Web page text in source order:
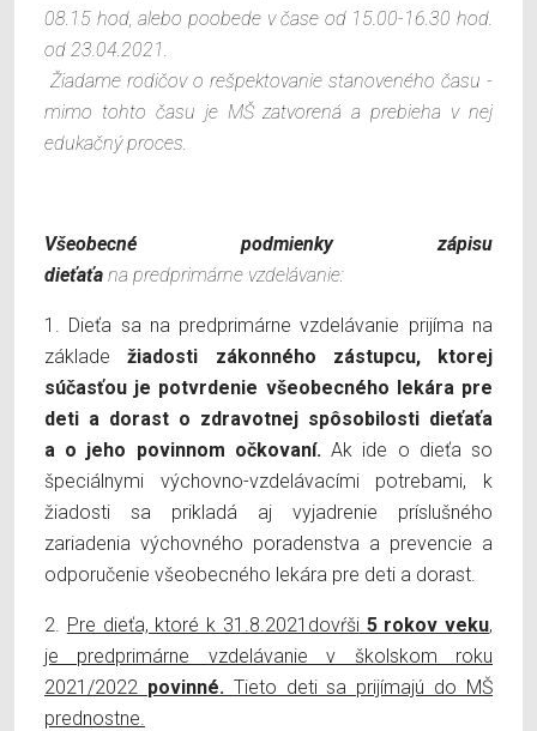
08.15 hod, alebo poobede v čase od 15.00-16.30 hod.
od 23.04.2021.
Žiadame rodičov o rešpektovanie stanoveného času -
mimo tohto času je MŠ zatvorená a prebieha v nej
edukačný proces.
Všeobecné podmienky zápisu
dieťaťa na predprimárne vzdelávanie:
1. Dieťa sa na predprimárne vzdelávanie prijíma na
základežiadosti zákonného zástupcu, ktorej
súčasťou je potvrdenie všeobecného lekára pre
deti a dorast o zdravotnej spôsobilosti dieťaťa
a o jeho povinnom očkovaní. Ak ide o dieťa so
špeciálnymi výchovno-vzdelávacími potrebami, k
žiadosti sa prikladá aj vyjadrenie príslušného
zariadenia výchovného poradenstva a prevencie a
odporučenie všeobecného lekára pre deti a dorast.
2. Pre dieťa, ktoré k 31.8.2021dovŕši5 rokov veku,
je predprimárne vzdelávanie v školskom roku
2021/2022 povinné. Tieto deti sa prijímajú do MŠ
prednostne.